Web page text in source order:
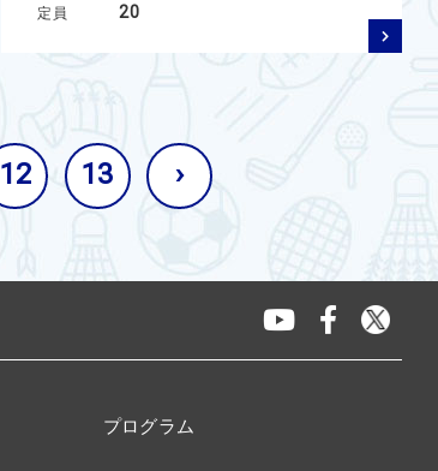
定員
20
12 13 ›
プログラム